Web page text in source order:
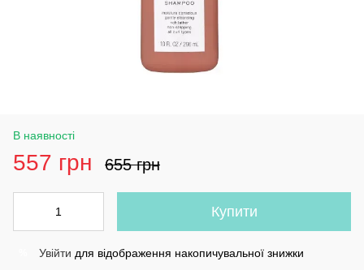
В наявності
557 грн 655 грн
Купити
Увійти для відображення накопичувальної знижки